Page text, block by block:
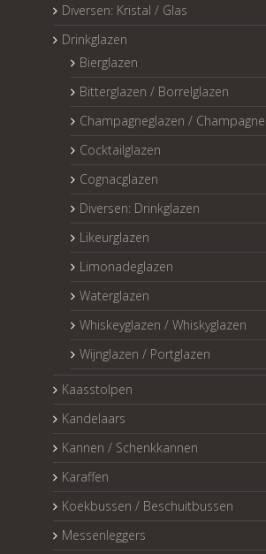
Diversen: Kristal / Glas
Drinkglazen
Bierglazen
Bitterglazen / Borrelglazen
Champagneglazen /
Cocktailglazen
Cognacglazen
Diversen: Drinkglazen
Likeurglazen
Limonadeglazen
Waterglazen
Whiskeyglazen / Whiskyglazen
Wijnglazen / Portglazen
Kaasstolpen
Kandelaars
Kannen / Schenkkannen
Karaffen
Koekbussen / Beschuitbussen
Messenleggers